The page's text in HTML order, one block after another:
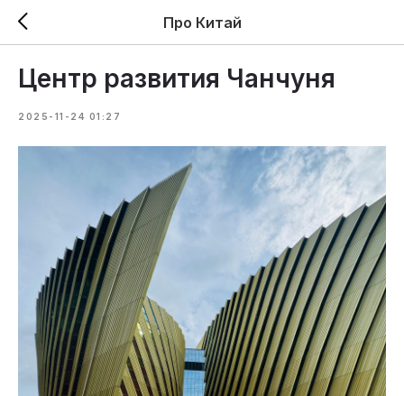
Про Китай
Центр развития Чанчуня
2025-11-24 01:27